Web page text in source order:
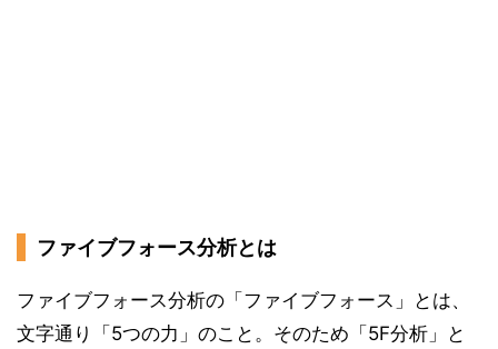
ファイブフォース分析とは
ファイブフォース分析の「ファイブフォース」とは、
文字通り「5つの力」のこと。そのため「5F分析」と